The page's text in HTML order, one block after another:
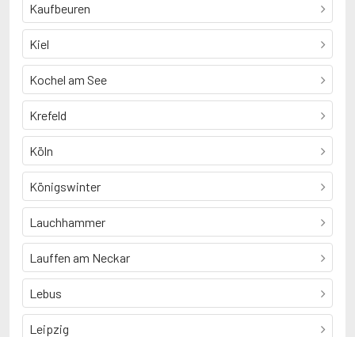
Kaufbeuren
Kiel
Kochel am See
Krefeld
Köln
Königswinter
Lauchhammer
Lauffen am Neckar
Lebus
Leipzig